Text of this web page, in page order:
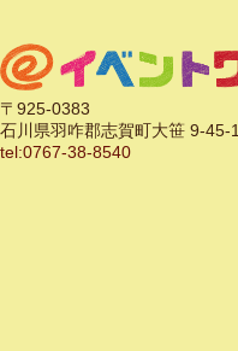
〒925-0383
石川県羽咋郡志賀町大笹 9-45-1
tel:0767-38-8540